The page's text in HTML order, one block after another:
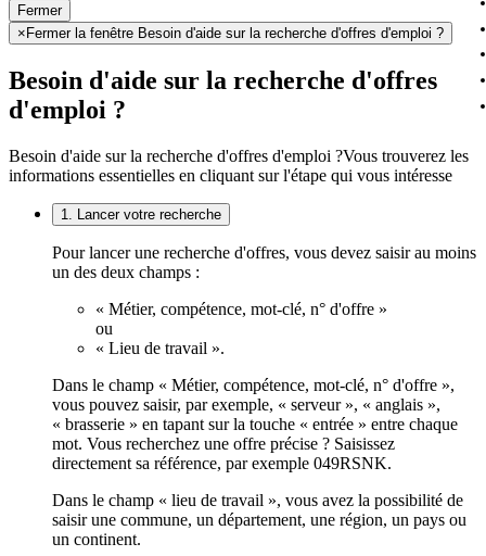
Fermer
× Fermer la fenêtre Besoin d'aide sur la recherche d'offres d'emploi ?
Besoin d'aide sur la recherche d'offres
d'emploi ?
Besoin d'aide sur la recherche d'offres d'emploi ?Vous trouverez les
informations essentielles en cliquant sur l'étape qui vous intéresse
1. Lancer votre recherche
Pour lancer une recherche d'offres, vous devez saisir au moins
un des deux champs :
« Métier, compétence, mot-clé, n° d'offre »
ou
« Lieu de travail ».
Dans le champ « Métier, compétence, mot-clé, n° d'offre »,
vous pouvez saisir, par exemple, « serveur », « anglais »,
« brasserie » en tapant sur la touche « entrée » entre chaque
mot. Vous recherchez une offre précise ? Saisissez
directement sa référence, par exemple 049RSNK.
Dans le champ « lieu de travail », vous avez la possibilité de
saisir une commune, un département, une région, un pays ou
un continent.